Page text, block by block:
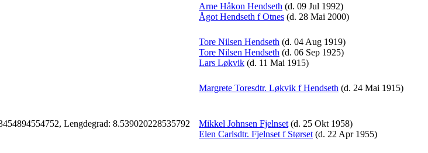
Arne Håkon Hendseth (d. 09 Jul 1992)
Ågot Hendseth f Otnes (d. 28 Mai 2000)
Tore Nilsen Hendseth (d. 04 Aug 1919)
Tore Nilsen Hendseth (d. 06 Sep 1925)
Lars Løkvik (d. 11 Mai 1915)
Margrete Toresdtr. Løkvik f Hendseth (d. 24 Mai 1915)
Lengdegrad: 8.539020228535792 Mikkel Johnsen Fjelnset (d. 25 Okt 1958)
Elen Carlsdtr. Fjelnset f Størset (d. 22 Apr 1955)